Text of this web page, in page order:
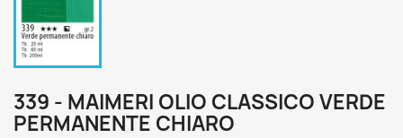
339 - MAIMERI OLIO CLASSICO VERDE
PERMANENTE CHIARO